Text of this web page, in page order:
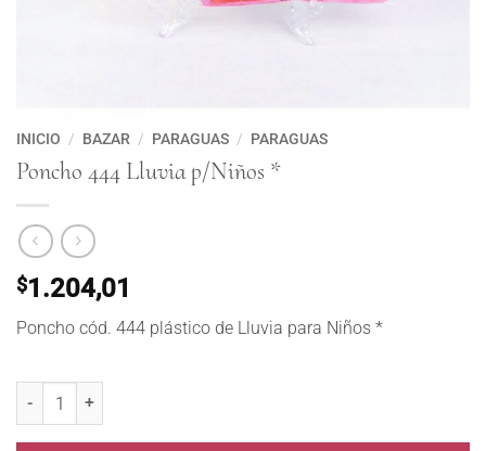
INICIO / BAZAR / PARAGUAS / PARAGUAS
Poncho 444 Lluvia p/Niños *
$1.204,01
Poncho cód. 444 plástico de Lluvia para Niños *